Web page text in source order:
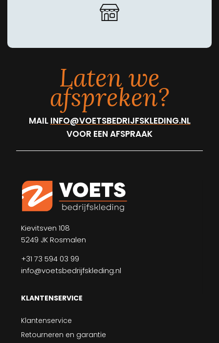
Laten we
afspreken?
MAIL INFO@VOETSBEDRIJFSKLEDING.NL
VOOR EEN AFSPRAAK
Kievitsven 108
5249 JK Rosmalen
+31 73 594 03 99
info@voetsbedrijfskleding.nl
KLANTENSERVICE
Klantenservice
Retourneren en garantie